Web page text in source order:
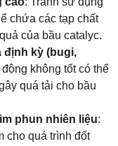
chứa các tạp chất
của bầu catalyc.
định kỳ (bugi,
không tốt có thể
quá tải cho bầu
phun nhiên liệu:
cho quá trình đốt